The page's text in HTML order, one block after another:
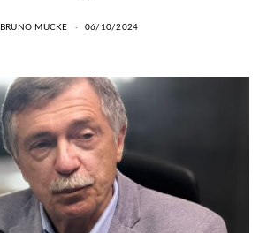
BRUNO MUCKE 06/10/2024